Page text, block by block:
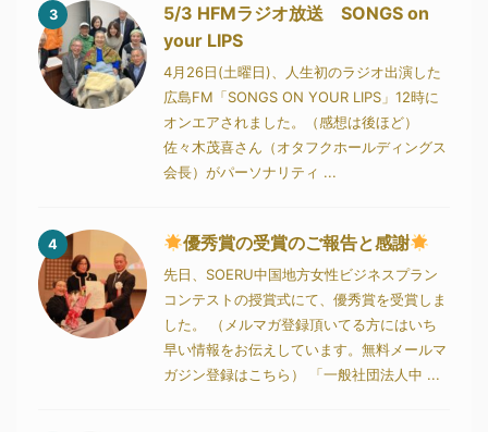
3
5/3 HFMラジオ放送 SONGS on
your LIPS
4月26日(土曜日)、人生初のラジオ出演した
広島FM「SONGS ON YOUR LIPS」12時に
オンエアされました。（感想は後ほど）
佐々木茂喜さん（オタフクホールディングス
会長）がパーソナリティ ...
4 優秀賞の受賞のご報告と感謝
先日、SOERU中国地方女性ビジネスプラン
コンテストの授賞式にて、優秀賞を受賞しま
した。 （メルマガ登録頂いてる方にはいち
早い情報をお伝えしています。無料メールマ
ガジン登録はこちら） 「一般社団法人中 ...